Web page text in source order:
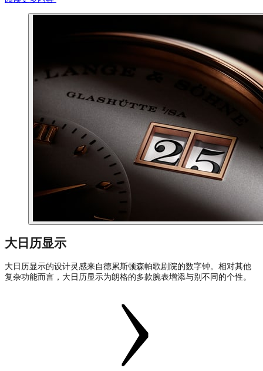
大日历显示
大日历显示的设计灵感来自德累斯顿森帕歌剧院的数字钟。相对其他
复杂功能而言，大日历显示为朗格的多款腕表增添与别不同的个性。